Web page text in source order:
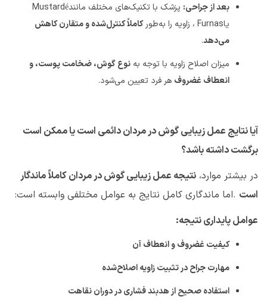
بعد از جراحی: پزشک با تکنیک‌های مختلف مانندMustardé
یاFurnas ، زاویه را به‌طورکاملاً کنترل‌شده و متقارن کاهش
می‌دهد.
میزان اصلاح زاویه با توجه به نوع گوش، ضخامت پوست، و
انعطاف غضروف هر فرد تعیین می‌شود.
آیا نتایج عمل زیبایی گوش در مردان دائمی است یا ممکن است
برگشت داشته باشد؟
در بیشتر موارد، نتیجه عمل زیبایی گوش در مردان کاملاً ماندگار
است .اما ماندگاری کامل نتایج به عوامل مختلفی وابسته است:
عوامل پایداری نتیجه:
کیفیت غضروف و انعطاف آن
مهارت جراح در تثبیت زاویه اصلاح‌شده
استفاده صحیح از هدبند فشاری در دوران نقاهت